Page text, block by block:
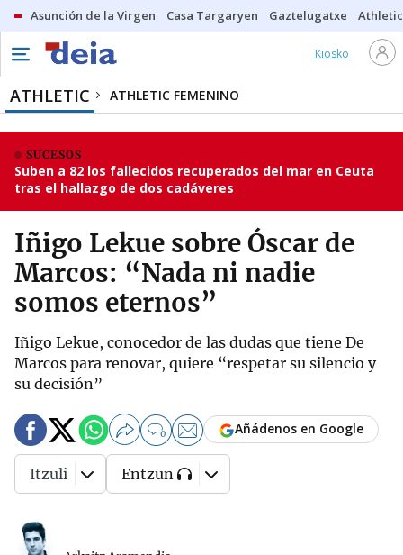
Asunción de la Virgen Casa Targaryen Gaztelugatxe Athletic
Kiosko
ATHLETIC ATHLETIC FEMENINO
SUCESOS
Suben a 82 los fallecidos recuperados del mar en Ceuta
tras el hallazgo de dos cadáveres
Iñigo Lekue sobre Óscar de
Marcos: “Nada ni nadie
somos eternos”
Iñigo Lekue, conocedor de las dudas que tiene De
Marcos para renovar, quiere “respetar su silencio y
su decisión”
0 Añádenos en Google
Itzuli Entzun